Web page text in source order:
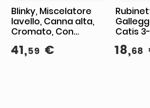
Blinky, Miscelatore
lavello, Canna alta,
Cromato, Con
41,59 €
Catis
18,68